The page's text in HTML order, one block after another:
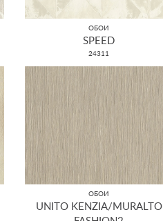
ОБОИ
SPEED
24311
ОБОИ
UNITO KENZIA/MURALTO